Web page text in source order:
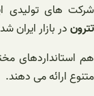
شرکت های تولیدی
تتروندر بازار ایران
هم استانداردهای
متنوع ارائه می دهند.